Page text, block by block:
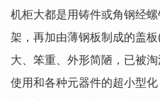
机柜大都是用铸件或角钢经
架，再加由薄钢板制成的盖
大、笨重、外形简陋，已被
使用和各种元器件的超小型